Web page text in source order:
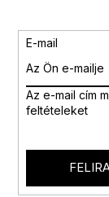
E-mail
Az e-mail cím
feltételeket